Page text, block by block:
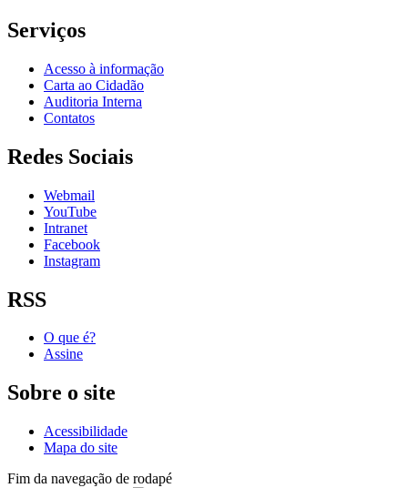
Serviços
Acesso à informação
Carta ao Cidadão
Auditoria Interna
Contatos
Redes Sociais
Webmail
YouTube
Intranet
Facebook
Instagram
RSS
O que é?
Assine
Sobre o site
Acessibilidade
Mapa do site
Fim da navegação de rodapé